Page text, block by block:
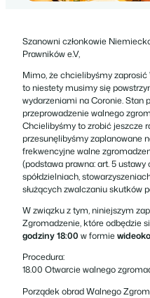
Szanowni członkowie
Prawników e.V,
Mimo, że chcielibyśmy
to niestety musimy się
wydarzeniami na Coronie. Stan
przeprowadzenie walnego
Chcielibyśmy to zrobić jeszcze
przesunęlibyśmy zaplanowane
frekwencyjne walne
(podstawa prawna: art. 5
spółdzielniach,
służących zwalczaniu skutków
W związku z tym, niniejszym
Zgromadzenie, które odbędzie
godziny 18:00 w formie
Procedura:
18.00 Otwarcie walnego
Porządek obrad Walnego